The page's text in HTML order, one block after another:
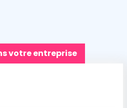
votre entreprise